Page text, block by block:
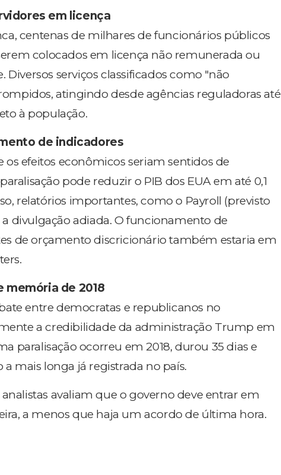
em licença
centenas de milhares de funcionários públicos
colocados em licença não remunerada ou
serviços classificados como "não
atingindo desde agências reguladoras até
à população.
de indicadores
efeitos econômicos seriam sentidos de
pode reduzir o PIB dos EUA em até 0,1
relatórios importantes, como o Payroll (previsto
divulgação adiada. O funcionamento de
de orçamento discricionário também estaria em
memória de 2018
entre democratas e republicanos no
a credibilidade da administração Trump em
paralisação ocorreu em 2018, durou 35 dias e
mais longa já registrada no país.
avaliam que o governo deve entrar em
a menos que haja um acordo de última hora.